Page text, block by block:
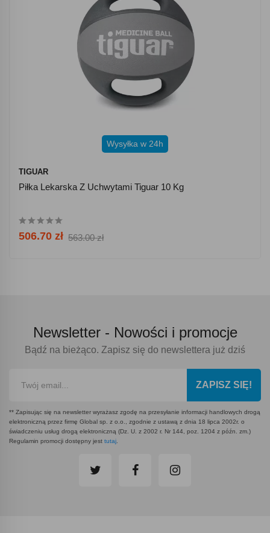
Wysyłka w 24h
TIGUAR
Piłka Lekarska Z Uchwytami Tiguar 10 Kg
506.70 zł 563.00 zł
Newsletter - Nowości i promocje
Bądź na bieżąco. Zapisz się do newslettera już dziś
ZAPISZ SIĘ!
** Zapisując się na newsletter wyrażasz zgodę na przesyłanie informacji handlowych drogą
elektroniczną przez firmę Global sp. z o.o., zgodnie z ustawą z dnia 18 lipca 2002r. o
świadczeniu usług drogą elektroniczną (Dz. U. z 2002 r. Nr 144, poz. 1204 z późn. zm.)
Regulamin promocji dostępny jest tutaj.